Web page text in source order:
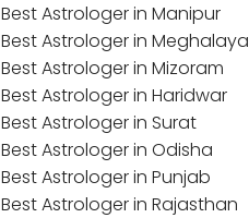
Best Astrologer in Manipur
Best Astrologer in Meghalaya
Best Astrologer in Mizoram
Best Astrologer in Haridwar
Best Astrologer in Surat
Best Astrologer in Odisha
Best Astrologer in Punjab
Best Astrologer in Rajasthan